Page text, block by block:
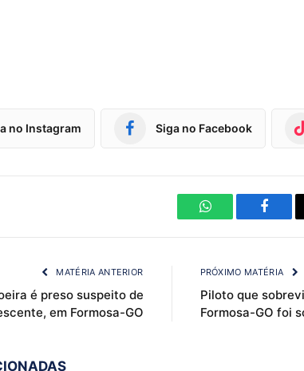
no Instagram Siga no Facebook
WhatsApp
MATÉRIA ANTERIOR
é preso suspeito de
em Formosa-GO
PRÓXIMO MATÉRIA
Piloto que
Formosa-GO foi